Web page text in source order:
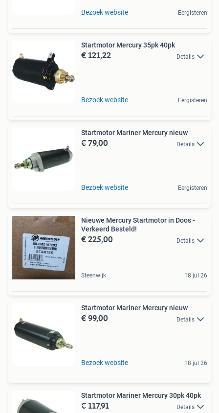
Bezoek website Eergisteren
Startmotor Mercury 35pk 40pk
€ 121,22 Details
Bezoek website Eergisteren
Startmotor Mariner Mercury nieuw
€ 79,00 Details
Bezoek website Eergisteren
Nieuwe Mercury Startmotor in Doos -
Verkeerd Besteld!
€ 225,00 Details
Steenwijk 18 jul 26
Startmotor Mariner Mercury nieuw
€ 99,00 Details
Bezoek website 18 jul 26
Startmotor Mariner Mercury 30pk 40pk
€ 117,91 Details